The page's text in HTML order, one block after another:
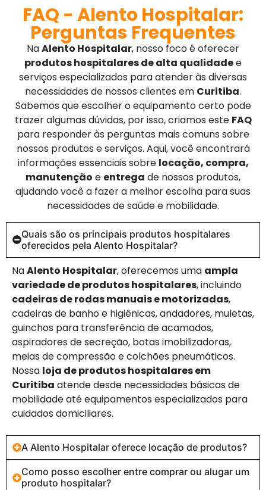
FAQ - Alento Hospitalar:
Perguntas Frequentes
NaAlento Hospitalar, nosso foco é oferecer
produtos hospitalares de alta qualidadee
serviços especializados para atender às diversas
necessidades de nossos clientes em Curitiba.
Sabemos que escolher o equipamento certo pode
trazer algumas dúvidas, por isso, criamos este FAQ
para responder às perguntas mais comuns sobre
nossos produtos e serviços. Aqui, você encontrará
informações essenciais sobre locação, compra,
manutenção e entrega de nossos produtos,
ajudando você a fazer a melhor escolha para suas
necessidades de saúde e mobilidade.
Quais são os principais produtos hospitalares
oferecidos pela Alento Hospitalar?
NaAlento Hospitalar, oferecemos uma ampla
variedade de produtos hospitalares, incluindo
cadeiras de rodas manuais e motorizadas,
cadeiras de banho e higiênicas, andadores, muletas,
guinchos para transferência de acamados,
aspiradores de secreção, botas imobilizadoras,
meias de compressão e colchões pneumáticos.
Nossa loja de produtos hospitalares em
Curitiba atende desde necessidades básicas de
mobilidade até equipamentos especializados para
cuidados domiciliares.
A Alento Hospitalar oferece locação de produtos?
Como posso escolher entre comprar ou alugar um
produto hospitalar?